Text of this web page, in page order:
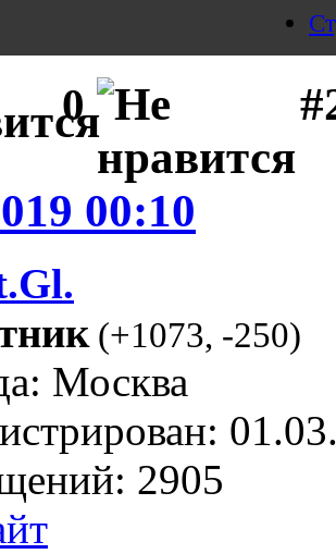
0
00:10
(+1073, -250)
Москва
2905